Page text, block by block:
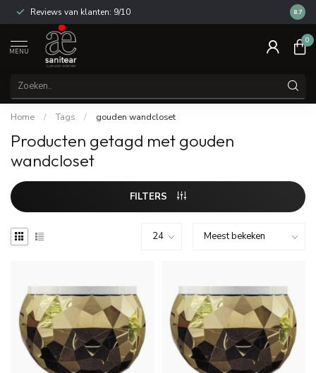
Reviews van klanten: 9/10 14
8.7
MENU
0
Home / Tags / gouden wandcloset
Producten getagd met gouden
wandcloset
FILTERS